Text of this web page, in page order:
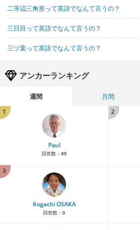
二等辺三角形って英語でなんて言うの？
三日目って英語でなんて言うの？
三ツ葉って英語でなんて言うの？
アンカーランキング
週間 月間
1
Paul
回答数： 49
2
3
Kogachi OSAKA
回答数： 0